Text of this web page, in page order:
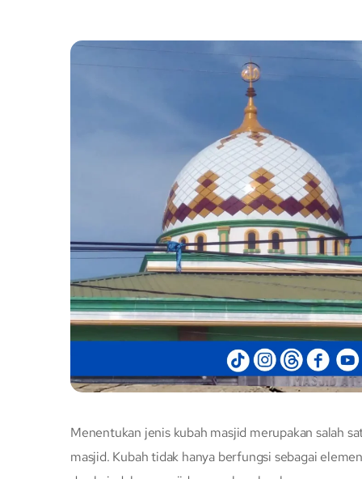
Menentukan jenis kubah masjid merupakan salah
masjid. Kubah tidak hanya berfungsi sebagai